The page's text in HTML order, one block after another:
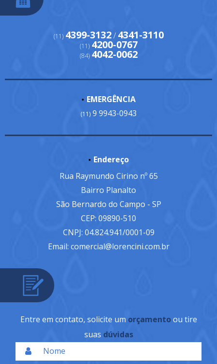
(11) 4399-3132/ 4341-3110
(11) 4200-0767
(84) 4042-0062
EMERGÊNCIA
(11) 9 9943-0943
Endereço
Rua Raymundo Cirino nº 65
Bairro Planalto
São Bernardo do Campo - SP
CEP: 09890-510
CNPJ: 04.824.941/0001-09
Email: comercial@lorencini.com.br
Entre em contato, solicite um orçamentoou tire
suas dúvidas